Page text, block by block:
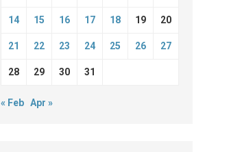
14 15 16 17 18 19 20
21 22 23 24 25 26 27
28 29 30 31
« Feb Apr »